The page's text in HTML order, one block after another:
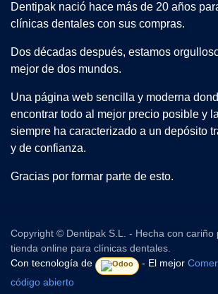
Dentipak nació hace más de 20 años
clínicas dentales con sus compras.
Dos décadas después, estamos
mejor de dos mundos.
Una página web sencilla y moderna
encontrar todo al mejor precio posible y
siempre ha caracterizado a un depósito
y de confianza.
Gracias por formar parte de esto.
Copyright © Dentipak S.L. - Hecha con cariño
tienda online para clínicas dentales.
Con tecnología de
- El mejor
código abierto